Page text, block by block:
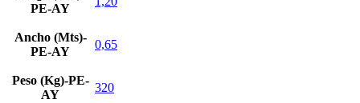
PE-AY
Ancho (Mts)-
PE-AY
0,65
Peso (Kg)-PE-
AY
320